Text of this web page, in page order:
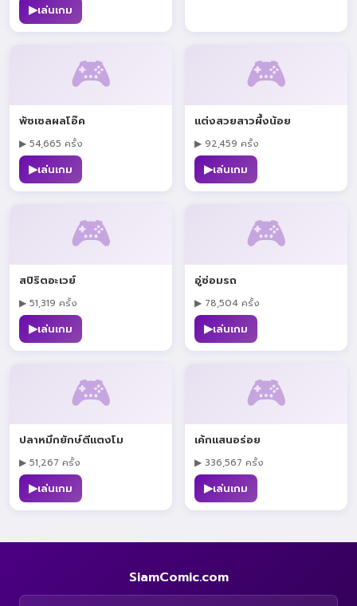
▶เล่นเกม
🎮
พัซเซลผลโอ๊ค
▶ 54,665 ครั้ง
▶เล่นเกม
🎮
แต่งสวยสาวผึ้งน้อย
▶ 92,459 ครั้ง
▶เล่นเกม
🎮
สปิริตอะเวย์
▶ 51,319 ครั้ง
▶เล่นเกม
🎮
อู่ซ่อมรถ
▶ 78,504 ครั้ง
▶เล่นเกม
🎮
ปลาหมึกยักษ์ตีแตงโม
▶ 51,267 ครั้ง
▶เล่นเกม
🎮
เค้กแสนอร่อย
▶ 336,567 ครั้ง
▶เล่นเกม
SiamComic.com